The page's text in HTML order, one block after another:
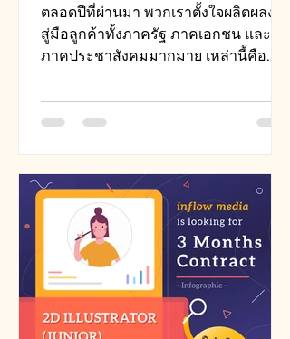
ตลอดปีที่ผ่านมา พวกเราตั้งใจผลิตผลงาน
สู่มือลูกค้าทั้งภาครัฐ ภาคเอกชน และ
ภาคประชาสังคมมากมาย เหล่านี้คือ